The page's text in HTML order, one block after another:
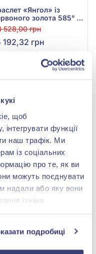
щоб
інтегрувати функції
наш трафік. Ми
із соціальних
про те, як ви
можуть поєднувати
надали або яку вони
їхніми
подробиці
«Янгол» із
золота 585° з
куб.цирконієм
та текстилем,
БС327и
528,00 грн
192,32 грн
БС327и)
«Конюшина» зі
925° з фіанітом/
грн